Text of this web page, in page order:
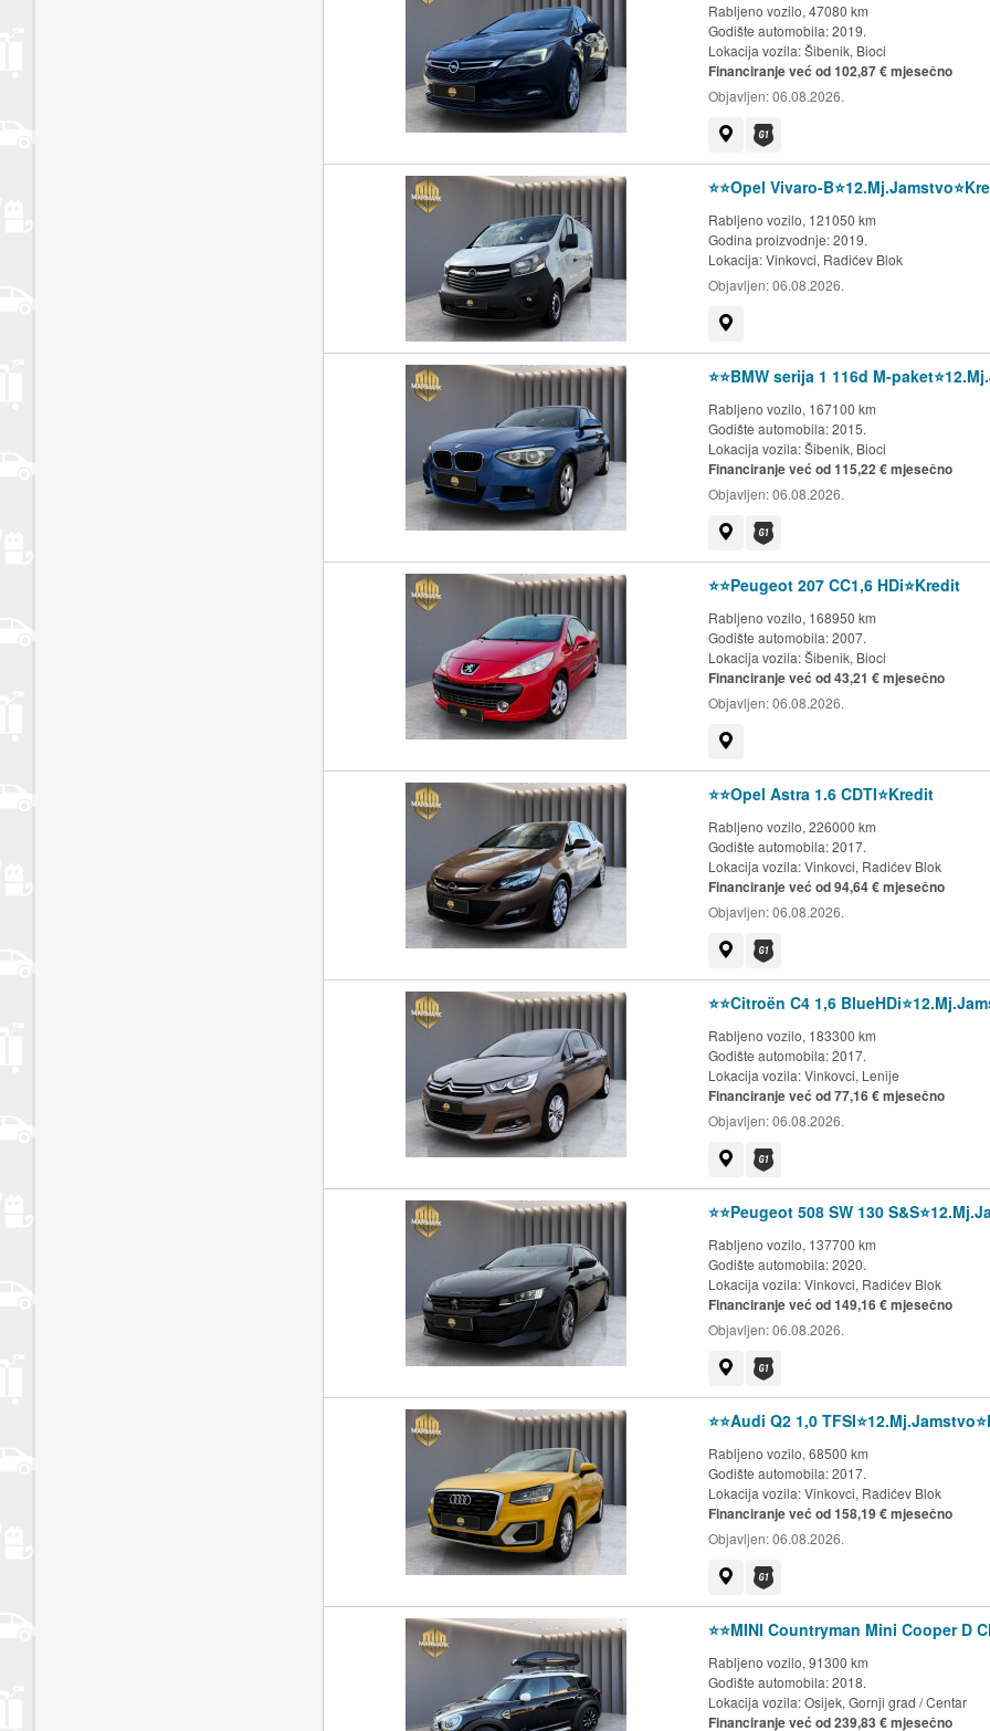
Rabljeno vozilo, 47080 km
Godište automobila: 2019.
Lokacija vozila:Šibenik, Bioci
Financiranje već od 102,87 € mjesečno
Objavljen:06.08.2026.
⭐️⭐️Opel Vivaro-
Rabljeno vozilo, 121050 km
Godina proizvodnje: 2019.
Lokacija:Vinkovci, Radićev Blok
Objavljen:06.08.2026.
⭐️⭐️BMW serija 1 116d M-
Rabljeno vozilo, 167100 km
Godište automobila: 2015.
Lokacija vozila:Šibenik, Bioci
Financiranje već od 115,22 € mjesečno
Objavljen:06.08.2026.
⭐️⭐️Peugeot 207 CC1,6 HDi⭐️Kredit
Rabljeno vozilo, 168950 km
Godište automobila: 2007.
Lokacija vozila:Šibenik, Bioci
Financiranje već od 43,21 € mjesečno
Objavljen:06.08.2026.
⭐️⭐️Opel Astra 1.6 CDTI⭐️Kredit
Rabljeno vozilo, 226000 km
Godište automobila: 2017.
Lokacija vozila:Vinkovci, Radićev Blok
Financiranje već od 94,64 € mjesečno
Objavljen:06.08.2026.
⭐️⭐️Citroën C4 1,6
Rabljeno vozilo, 183300 km
Godište automobila: 2017.
Lokacija vozila:Vinkovci, Lenije
Financiranje već od 77,16 € mjesečno
Objavljen:06.08.2026.
⭐️⭐️Peugeot 508 SW 130
Rabljeno vozilo, 137700 km
Godište automobila: 2020.
Lokacija vozila:Vinkovci, Radićev Blok
Financiranje već od 149,16 € mjesečno
Objavljen:06.08.2026.
⭐️⭐️Audi Q2 1,0
Rabljeno vozilo, 68500 km
Godište automobila: 2017.
Lokacija vozila:Vinkovci, Radićev Blok
Financiranje već od 158,19 € mjesečno
Objavljen:06.08.2026.
⭐️⭐️MINI Countryman Mini Cooper D
Rabljeno vozilo, 91300 km
Godište automobila: 2018.
Lokacija vozila:Osijek, Gornji grad / Centar
Financiranje već od 239,83 € mjesečno